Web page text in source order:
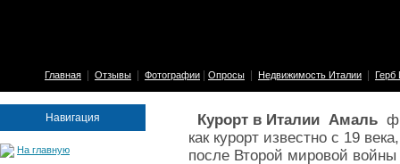
Главная Отзывы Фотографии Опросы Недвижимость Италии Герб
Навигация
На главную
Курорт в Италии Амаль
как курорт известно с 19
после Второй мировой войны